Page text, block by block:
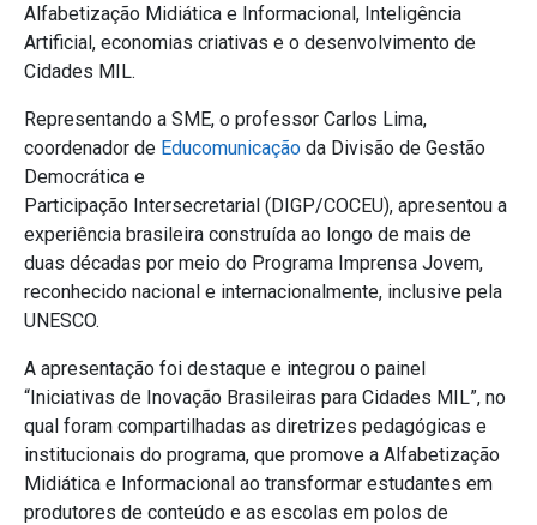
Alfabetização Midiática e Informacional, Inteligência
Artificial, economias criativas e o desenvolvimento de
Cidades MIL.
Representando a SME, o professor Carlos Lima,
coordenador de Educomunicação da Divisão de Gestão
Democrática e
Participação Intersecretarial (DIGP/COCEU), apresentou a
experiência brasileira construída ao longo de mais de
duas décadas por meio do Programa Imprensa Jovem,
reconhecido nacional e internacionalmente, inclusive pela
UNESCO.
A apresentação foi destaque e integrou o painel
“Iniciativas de Inovação Brasileiras para Cidades MIL”, no
qual foram compartilhadas as diretrizes pedagógicas e
institucionais do programa, que promove a Alfabetização
Midiática e Informacional ao transformar estudantes em
produtores de conteúdo e as escolas em polos de